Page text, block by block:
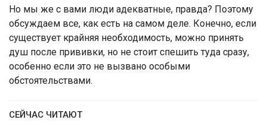
Но мы же с вами люди адекватные, правда? Поэтому
обсуждаем все, как есть на самом деле. Конечно, если
существует крайняя необходимость, можно принять
душ после прививки, но не стоит спешить туда сразу,
особенно если это не вызвано особыми
обстоятельствами.
СЕЙЧАС ЧИТАЮТ